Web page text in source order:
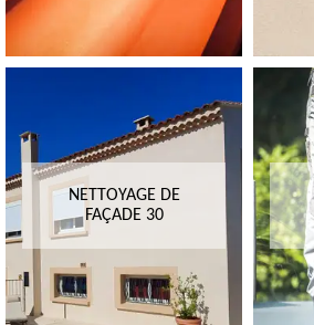
NETTOYAGE DE
FAÇADE 30